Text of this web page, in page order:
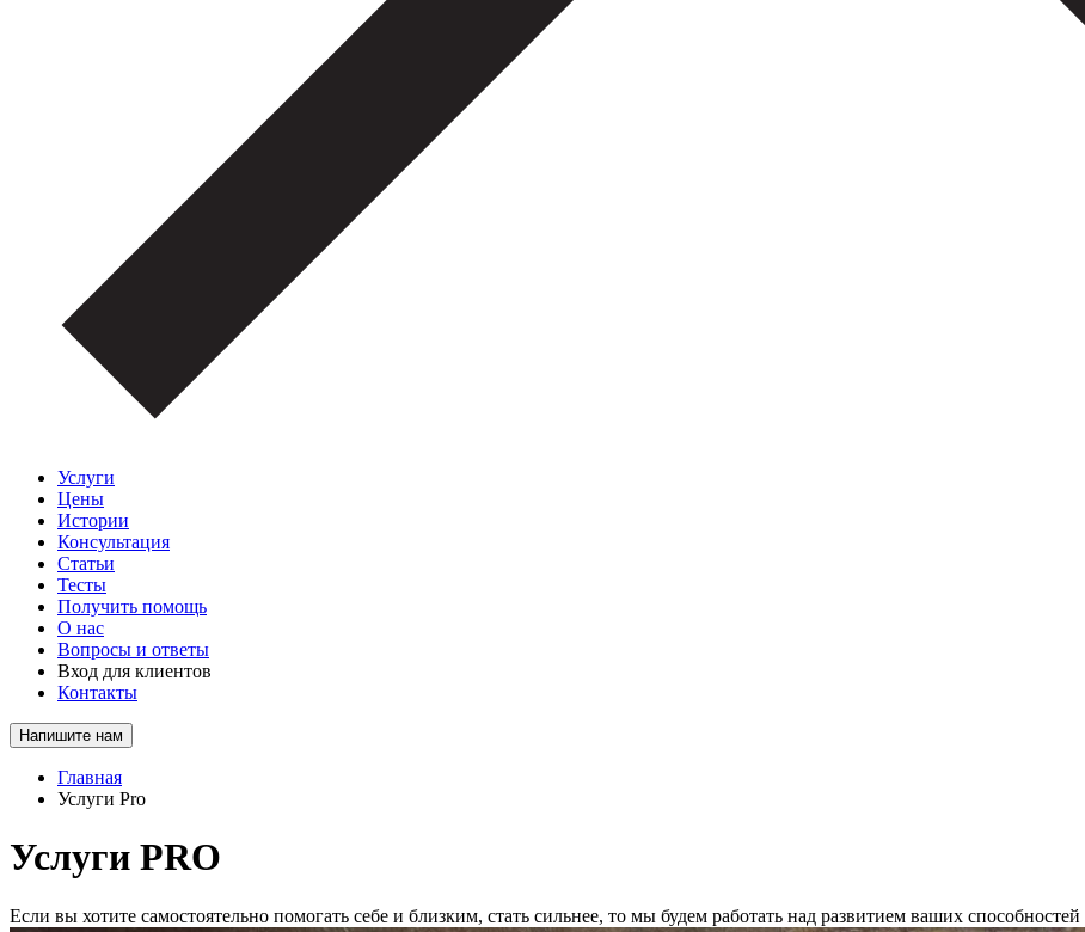
Услуги
Цены
Истории
Консультация
Статьи
Тесты
Получить помощь
О нас
Вопросы и ответы
Вход для клиентов
Контакты
Напишите нам
Главная
Услуги Pro
Услуги PRO
Если вы хотите самостоятельно помогать себе и близким, стать сильнее, то мы будем работать над развитием ваших